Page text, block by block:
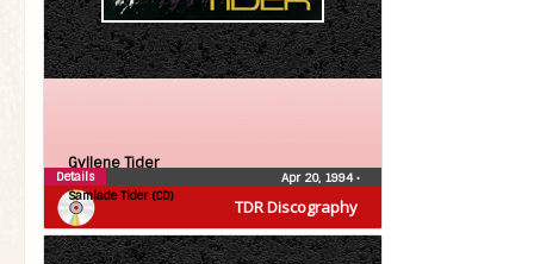
TDR Discography
Gyllene Tider
Samlade Tider (CD)
Apr 20, 1994•
Details